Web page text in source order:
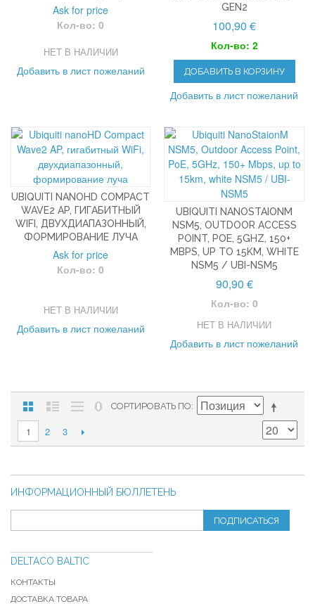
Ask for price
Кол-во: 0
НЕТ В НАЛИЧИИ
Добавить в лист пожеланий
GEN2
100,90 €
Кол-во: 2
ДОБАВИТЬ В КОРЗИНУ
Добавить в лист пожеланий
UBIQUITI NANOHD COMPACT
WAVE2 AP, ГИГАБИТНЫЙ
WIFI, ДВУХДИАПАЗОННЫЙ,
ФОРМИРОВАНИЕ ЛУЧА
Ask for price
Кол-во: 0
НЕТ В НАЛИЧИИ
Добавить в лист пожеланий
UBIQUITI NANOSTAIONM
NSM5, OUTDOOR ACCESS
POINT, POE, 5GHZ, 150+
MBPS, UP TO 15KM, WHITE
NSM5 / UBI-NSM5
90,90 €
Кол-во: 0
НЕТ В НАЛИЧИИ
Добавить в лист пожеланий
СОРТИРОВАТЬ ПО
1 2 3
ИНФОРМАЦИОННЫЙ БЮЛЛЕТЕНЬ
ПОДПИСАТЬСЯ
DELTACO BALTIC
КОНТАКТЫ
ДОСТАВКА ТОВАРА